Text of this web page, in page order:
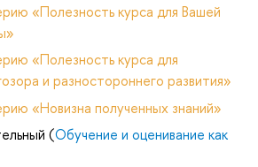
«Полезность курса для Вашей
«Полезность курса для
и разностороннего развития»
«Новизна полученных знаний»
(Обучение и оценивание как